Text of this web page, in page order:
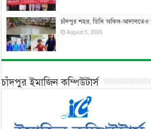
চাঁদপুর শহর, ডিসি অফিস-আদালতেও
August 5, 2026
চাঁদপুর ইমাজিন কম্পিউটার্স